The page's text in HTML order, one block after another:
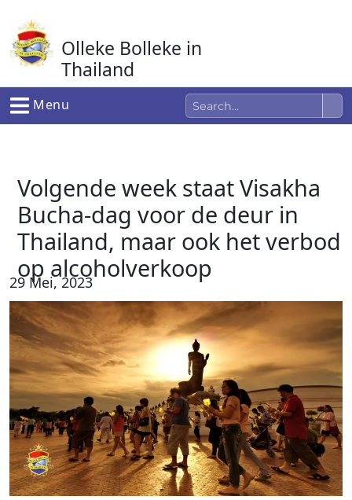
naar
de
inhoud
Olleke Bolleke in
Thailand
In Thailand
Menu
Volgende week staat Visakha
Bucha-dag voor de deur in
Thailand, maar ook het verbod
op alcoholverkoop
29 Mei, 2023